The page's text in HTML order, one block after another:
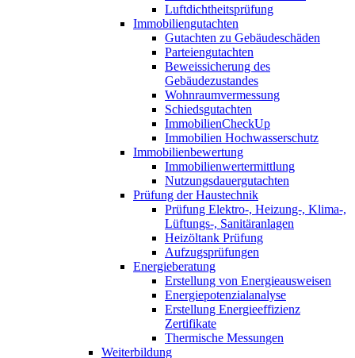
Luftdichtheitsprüfung
Immobiliengutachten
Gutachten zu Gebäudeschäden
Parteiengutachten
Beweissicherung des
Gebäudezustandes
Wohnraumvermessung
Schiedsgutachten
ImmobilienCheckUp
Immobilien Hochwasserschutz
Immobilienbewertung
Immobilienwertermittlung
Nutzungsdauergutachten
Prüfung der Haustechnik
Prüfung Elektro-, Heizung-, Klima-,
Lüftungs-, Sanitäranlagen
Heizöltank Prüfung
Aufzugsprüfungen
Energieberatung
Erstellung von Energieausweisen
Energiepotenzialanalyse
Erstellung Energieeffizienz
Zertifikate
Thermische Messungen
Weiterbildung